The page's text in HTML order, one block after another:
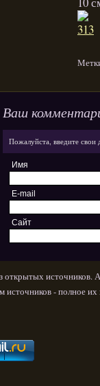
Ваш
Пожалуйста, введите
Имя
E-mail
Сайт
источников - полное